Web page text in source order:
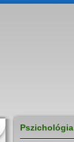
Pszichológia